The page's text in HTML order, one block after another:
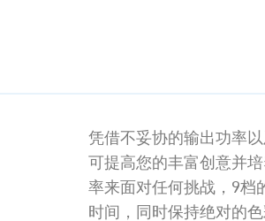
凭借不妥协的输出功率
可提高您的丰富创意并
率来面对任何挑战，9档
时间，同时保持绝对的